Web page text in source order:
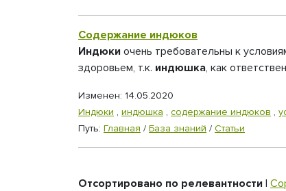
Содержание индюков
Индюки очень требовательны к
здоровьем, т.к. индюшка, как
Изменен: 14.05.2020
Индюки , индюшка , содержание индюков ,
Путь: Главная / База знаний / Статьи
Отсортировано по релевантности |